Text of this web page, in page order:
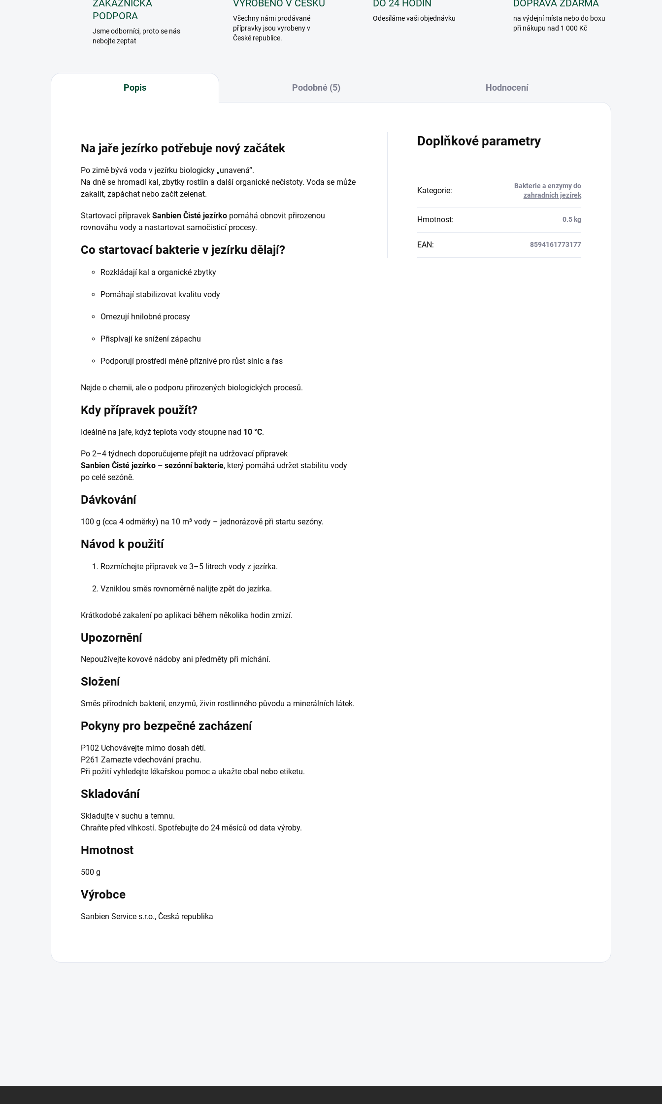
ZÁKAZNICKÁ
PODPORA
Jsme odborníci, proto se nás
nebojte zeptat
VYROBENO V ČESKU
Všechny námi prodávané
přípravky jsou vyrobeny v
České republice.
DO 24 HODIN
Odesíláme vaši objednávku
DOPRAVA ZDARMA
na výdejní místa nebo do boxu
při nákupu nad 1 000 Kč
Popis Podobné (5) Hodnocení
Na jaře jezírko potřebuje nový začátek
Po zimě bývá voda v jezírku biologicky „unavená“.
Na dně se hromadí kal, zbytky rostlin a další organické nečistoty. Voda se může
zakalit, zapáchat nebo začít zelenat.
Startovací přípravek Sanbien Čisté jezírko pomáhá obnovit přirozenou
rovnováhu vody a nastartovat samočisticí procesy.
Co startovací bakterie v jezírku dělají?
Rozkládají kal a organické zbytky
Pomáhají stabilizovat kvalitu vody
Omezují hnilobné procesy
Přispívají ke snížení zápachu
Podporují prostředí méně příznivé pro růst sinic a řas
Nejde o chemii, ale o podporu přirozených biologických procesů.
Kdy přípravek použít?
Ideálně na jaře, když teplota vody stoupne nad 10 °C.
Po 2–4 týdnech doporučujeme přejít na udržovací přípravek
Sanbien Čisté jezírko – sezónní bakterie, který pomáhá udržet stabilitu vody
po celé sezóně.
Dávkování
100 g (cca 4 odměrky) na 10 m³ vody – jednorázově při startu sezóny.
Návod k použití
Rozmíchejte přípravek ve 3–5 litrech vody z jezírka.
Vzniklou směs rovnoměrně nalijte zpět do jezírka.
Krátkodobé zakalení po aplikaci během několika hodin zmizí.
Upozornění
Nepoužívejte kovové nádoby ani předměty při míchání.
Složení
Směs přírodních bakterií, enzymů, živin rostlinného původu a minerálních látek.
Pokyny pro bezpečné zacházení
P102 Uchovávejte mimo dosah dětí.
P261 Zamezte vdechování prachu.
Při požití vyhledejte lékařskou pomoc a ukažte obal nebo etiketu.
Skladování
Skladujte v suchu a temnu.
Chraňte před vlhkostí. Spotřebujte do 24 měsíců od data výroby.
Hmotnost
500 g
Výrobce
Sanbien Service s.r.o., Česká republika
Doplňkové parametry
Kategorie:
Bakterie a enzymy do
zahradních jezírek
Hmotnost: 0.5 kg
EAN: 8594161773177